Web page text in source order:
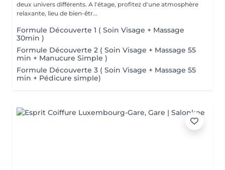
deux univers différents. A l'étage, profitez d'une atmosphère
relaxante, lieu de bien-êtr...
Formule Découverte 1 ( Soin Visage + Massage
30min )
Formule Découverte 2 ( Soin Visage + Massage 55
min + Manucure Simple )
Formule Découverte 3 ( Soin Visage + Massage 55
min + Pédicure simple)